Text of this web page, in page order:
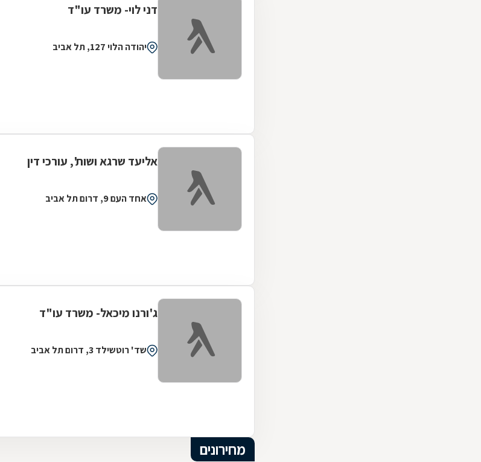
דני לוי- משרד עו"ד
יהודה הלוי 127, תל אביב
אליעד שרגא ושות', עורכי דין
אחד העם 9, דרום תל אביב
ג'ורנו מיכאל- משרד עו"ד
שד' רוטשילד 3, דרום תל אביב
מחירונים